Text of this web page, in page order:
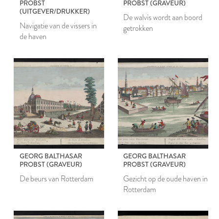
PROBST
(UITGEVER/DRUKKER)
Navigatie van de vissers in
de haven
PROBST (GRAVEUR)
De walvis wordt aan boord
getrokken
GEORG BALTHASAR
PROBST (GRAVEUR)
De beurs van Rotterdam
GEORG BALTHASAR
PROBST (GRAVEUR)
Gezicht op de oude haven in
Rotterdam